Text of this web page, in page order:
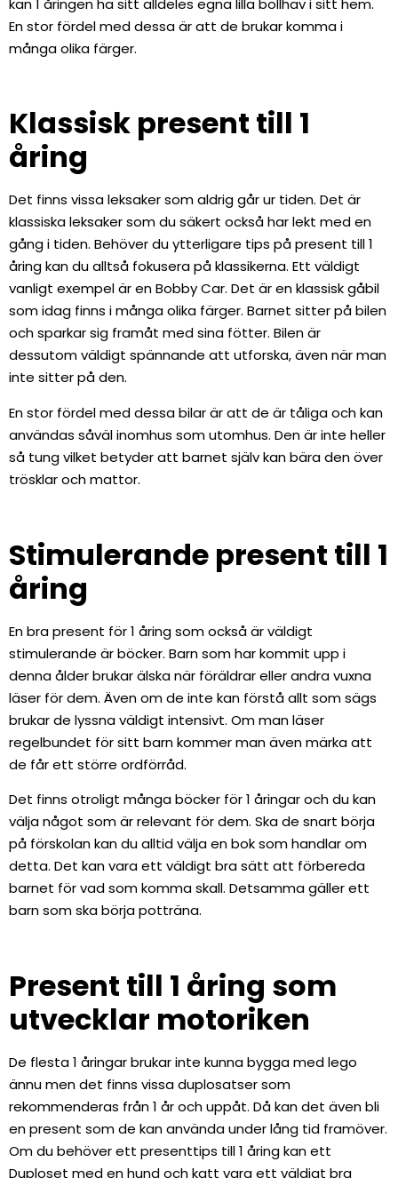
En stor fördel med dessa är att de brukar komma i
många olika färger.
Klassisk present till 1
åring
Det finns vissa leksaker som aldrig går ur tiden. Det är
klassiska leksaker som du säkert också har lekt med en
gång i tiden. Behöver du ytterligare tips på present till 1
åring kan du alltså fokusera på klassikerna. Ett väldigt
vanligt exempel är en Bobby Car. Det är en klassisk gåbil
som idag finns i många olika färger. Barnet sitter på bilen
och sparkar sig framåt med sina fötter. Bilen är
dessutom väldigt spännande att utforska, även när man
inte sitter på den.
En stor fördel med dessa bilar är att de är tåliga och kan
användas såväl inomhus som utomhus. Den är inte heller
så tung vilket betyder att barnet själv kan bära den över
trösklar och mattor.
Stimulerande present till 1
åring
En bra present för 1 åring som också är väldigt
stimulerande är böcker. Barn som har kommit upp i
denna ålder brukar älska när föräldrar eller andra vuxna
läser för dem. Även om de inte kan förstå allt som sägs
brukar de lyssna väldigt intensivt. Om man läser
regelbundet för sitt barn kommer man även märka att
de får ett större ordförråd.
Det finns otroligt många böcker för 1 åringar och du kan
välja något som är relevant för dem. Ska de snart börja
på förskolan kan du alltid välja en bok som handlar om
detta. Det kan vara ett väldigt bra sätt att förbereda
barnet för vad som komma skall. Detsamma gäller ett
barn som ska börja potträna.
Present till 1 åring som
utvecklar motoriken
De flesta 1 åringar brukar inte kunna bygga med lego
ännu men det finns vissa duplosatser som
rekommenderas från 1 år och uppåt. Då kan det även bli
en present som de kan använda under lång tid framöver.
Om du behöver ett presenttips till 1 åring kan ett
Duploset med en hund och katt vara ett väldigt bra